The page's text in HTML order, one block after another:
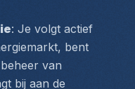
: Je volgt actief
bent
van
bij aan de